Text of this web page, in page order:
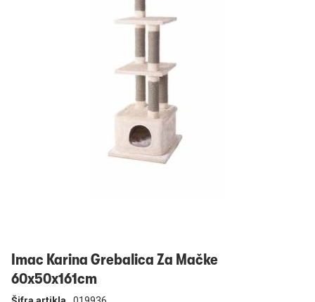
Imac Karina Grebalica Za Mačke
60x50x161cm